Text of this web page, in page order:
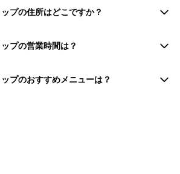
プの住所はどこですか？
プの営業時間は？
プのおすすめメニューは？